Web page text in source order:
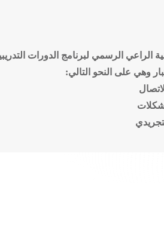
الرسمي لبرنامج الدورات
وهي على النحو التالي: